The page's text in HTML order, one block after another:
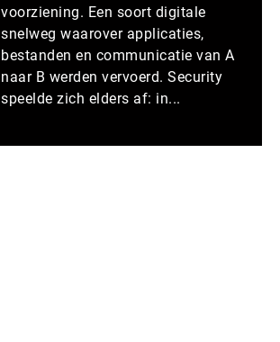
voorziening. Een soort digitale
snelweg waarover applicaties,
bestanden en communicatie van A
naar B werden vervoerd. Security
speelde zich elders af: in...